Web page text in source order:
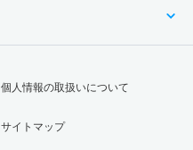
個人情報の取扱いについて
サイトマップ